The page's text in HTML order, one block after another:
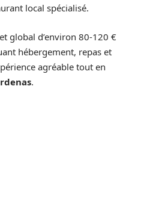
local spécialisé.
global d’environ 80-120 €
hébergement, repas et
agréable tout en
.